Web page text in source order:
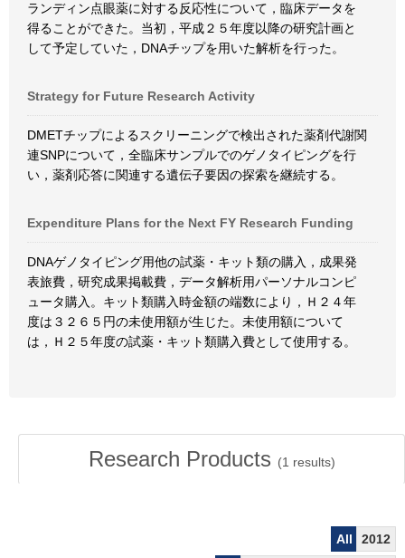
ランディン点眼薬に対する反応性について，臨床データを
得ることができた。当初，平成２５年度以降の研究計画と
して予定していた，DNAチップを用いた解析を行った。
Strategy for Future Research Activity
DMETチップによるスクリーニングで検出された薬剤代謝関
連SNPについて，全臨床サンプルでのゲノタイピングを行
い，薬剤応答に関連する遺伝子要因の探索を継続する。
Expenditure Plans for the Next FY Research Funding
DNAゲノタイピング用他の試薬・キット類の購入，成果発
表旅費，研究成果掲載費，データ解析用パーソナルコンピ
ュータ購入。キット類購入時金額の端数により，Ｈ２４年
度は３２６５円の未使用額が生じた。未使用額について
は，Ｈ２５年度の試薬・キット類購入費として使用する。
Research Products (1 results)
All
2012